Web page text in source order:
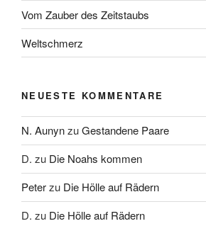
Vom Zauber des Zeitstaubs
Weltschmerz
NEUESTE KOMMENTARE
N. AunynzuGestandene Paare
D. zu Die Noahs kommen
Peterzu Die Hölle auf Rädern
D. zu Die Hölle auf Rädern